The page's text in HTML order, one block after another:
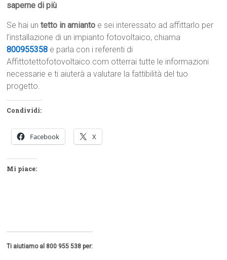
saperne di più
Se hai untetto in amianto e sei interessato ad affittarlo per
l’installazione di un impianto fotovoltaico, chiama
800955358 e parla con i referenti di
Affittotettofotovoltaico.com otterrai tutte le informazioni
necessarie e ti aiuterà a valutare la fattibilità del tuo
progetto.
Condividi:
Facebook X
Mi piace:
Ti aiutiamo al 800 955 538 per: